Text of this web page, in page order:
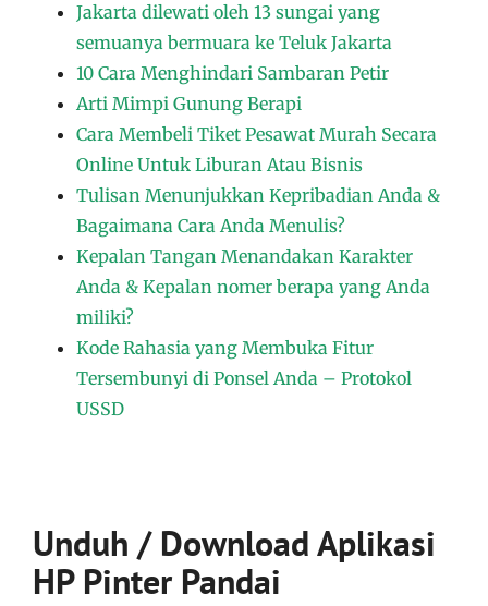
Jakarta dilewati oleh 13 sungai yang
semuanya bermuara ke Teluk Jakarta
10 Cara Menghindari Sambaran Petir
Arti Mimpi Gunung Berapi
Cara Membeli Tiket Pesawat Murah Secara
Online Untuk Liburan Atau Bisnis
Tulisan Menunjukkan Kepribadian Anda &
Bagaimana Cara Anda Menulis?
Kepalan Tangan Menandakan Karakter
Anda & Kepalan nomer berapa yang Anda
miliki?
Kode Rahasia yang Membuka Fitur
Tersembunyi di Ponsel Anda – Protokol
USSD
Unduh / Download Aplikasi
HP Pinter Pandai